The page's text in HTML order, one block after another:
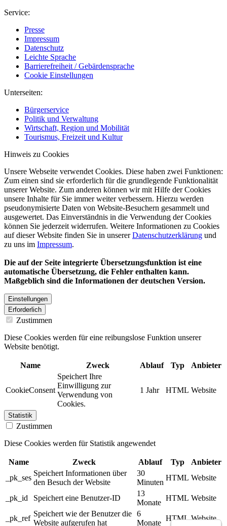
Service:
Presse
Impressum
Datenschutz
Leichte Sprache
Barrierefreiheit / Gebärdensprache
Cookie Einstellungen
Unterseiten:
Bürgerservice
Politik und Verwaltung
Wirtschaft, Region und Mobilität
Tourismus, Freizeit und Kultur
Hinweis zu Cookies
Unsere Webseite verwendet Cookies. Diese haben zwei Funktionen:
Zum einen sind sie erforderlich für die grundlegende Funktionalität
unserer Website. Zum anderen können wir mit Hilfe der Cookies
unsere Inhalte für Sie immer weiter verbessern. Hierzu werden
pseudonymisierte Daten von Website-Besuchern gesammelt und
ausgewertet. Das Einverständnis in die Verwendung der Cookies
können Sie jederzeit widerrufen. Weitere Informationen zu Cookies
auf dieser Website finden Sie in unsererDatenschutzerklärung und
zu uns im Impressum.
Die auf der Seite integrierte Übersetzungsfunktion ist eine
automatische Übersetzung, die Fehler enthalten kann.
Maßgeblich sind die Informationen der deutschen Version.
Einstellungen
Erforderlich
Zustimmen
Diese Cookies werden für eine reibungslose Funktion unserer
Website benötigt.
Name Zweck Ablauf Typ Anbieter
CookieConsent
Speichert Ihre
Einwilligung zur
Verwendung von
Cookies.
1 Jahr HTML Website
Statistik
Zustimmen
Diese Cookies werden für Statistik angewendet
Name Zweck Ablauf Typ
Anbieter
_pk_ses
Speichert Informationen über
den Besuch der Website
30
Minuten
HTML Website
_pk_id Speichert eine Benutzer-ID
13
Monate
HTML Website
_pk_ref
Speichert wie der Benutzer die
Website aufgerufen hat
6
Monate
HTML Website